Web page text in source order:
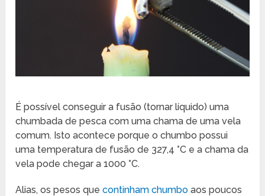
É possível conseguir a fusão (tornar líquido) uma
chumbada de pesca com uma chama de uma vela
comum. Isto acontece porque o chumbo possui
uma temperatura de fusão de 327,4 °C e a chama da
vela pode chegar a 1000 °C.
Alias, os pesos quecontinham chumbo aos poucos